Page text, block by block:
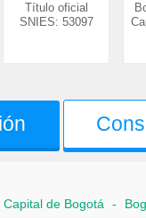
Título oficial
SNIES: 53097
Capital de Bogotá -